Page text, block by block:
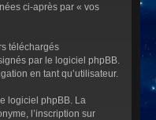
ci-après par « vos
téléchargés
par le logiciel phpBB.
en tant qu’utilisateur.
logiciel phpBB. La
l’inscription sur